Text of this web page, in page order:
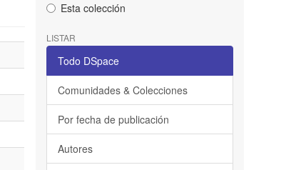
Esta colección
LISTAR
Todo DSpace
Comunidades & Colecciones
Por fecha de publicación
Autores